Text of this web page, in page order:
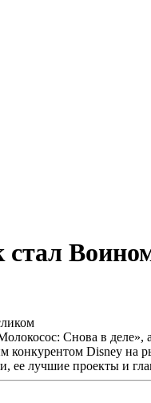
Снова в
конкурентом Disney
ее лучшие проекты и